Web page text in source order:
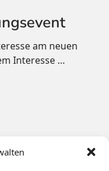
am neuen
Interesse …